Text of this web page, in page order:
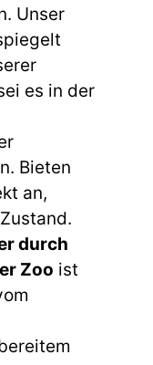
Unser
es in der
Bieten
an,
durch
Zoo ist